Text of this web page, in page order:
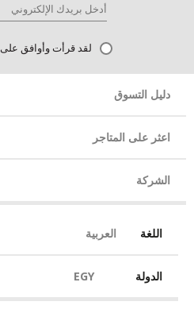
لقد قرأت وأوافق على
دليل التسوق
اعثر على المتاجر
الشركة
اللغة العربية
الدولة EGY